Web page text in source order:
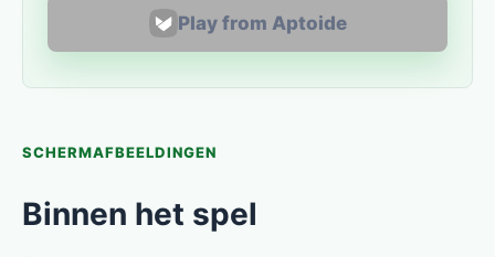
Play from Aptoide
SCHERMAFBEELDINGEN
Binnen het spel